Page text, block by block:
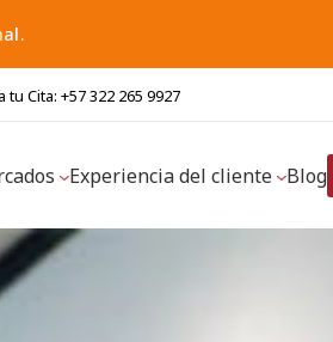
tu Cita: +57 322 265 9927
Experiencia del cliente Blog